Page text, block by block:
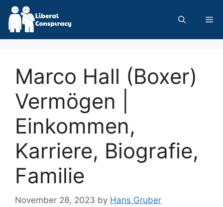
Skip
content
Marco Hall (Boxer)
Vermögen |
Einkommen,
Karriere, Biografie,
Familie
November 28, 2023 by Hans Gruber